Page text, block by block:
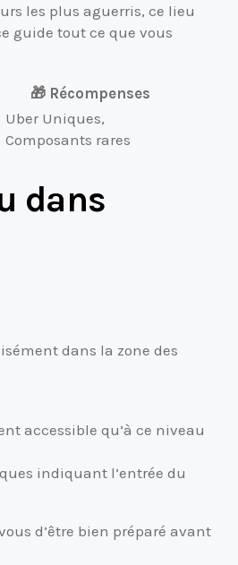
les plus aguerris, ce lieu
guide tout ce que vous
🎁 Récompenses
Uber Uniques,
Composants rares
dans
dans la zone des
accessible qu’à ce niveau
indiquant l’entrée du
d’être bien préparé avant